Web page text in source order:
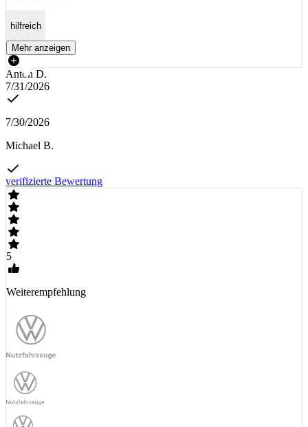
hilfreich
Mehr anzeigen
Anton D.
7/31/2026
7/30/2026
Michael B.
verifizierte Bewertung
5
Weiterempfehlung